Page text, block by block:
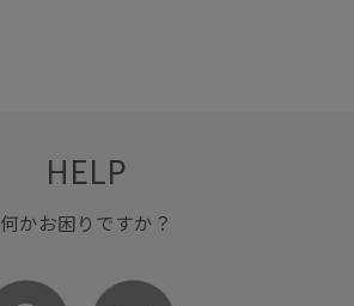
HELP
何かお困りですか？